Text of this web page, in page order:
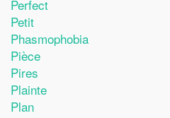
Perfect
Petit
Phasmophobia
Pièce
Pires
Plainte
Plan